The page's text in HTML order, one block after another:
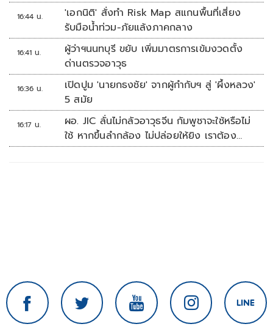
16:44 น.
'เอกนิติ' สั่งทำ Risk Map สแกนพื้นที่เสี่ยง
รับมือน้ำท่วม-ภัยแล้งภาคกลาง
16:41 น.
ผู้ว่าฯนนทบุรี ขยับ เพิ่มมาตรการเข้มงวดตั้ง
ด่านตรวจอาวุธ
16:36 น.
เปิดปูม 'นายกธงชัย' จากผู้กำกับฯ สู่ 'ผึ้งหลวง'
5 สมัย
16:17 น.
ผอ. JIC ลั่นไม่กลัวอาวุธจีน กัมพูชาจะใช้หรือไม่
ใช้ หากขึ้นลำกล้อง ไม่ปล่อยให้ยิง เราต้อง
จัดการก่อน